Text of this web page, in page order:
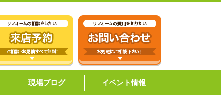
現場ブログ イベント情報